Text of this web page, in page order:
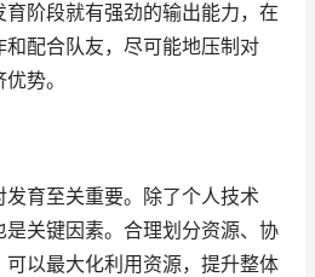
阶段就有强劲的输出能力，在
配合队友，尽可能地压制对
势。
育至关重要。除了个人技术
关键因素。合理划分资源、协
以最大化利用资源，提升整体